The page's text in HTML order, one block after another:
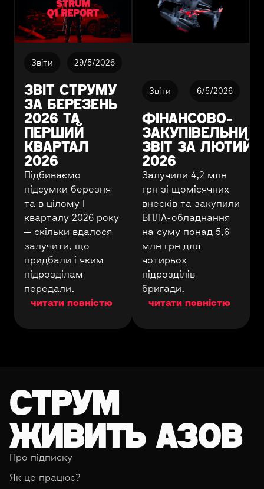
Звіти 29/5/2026
ЗВІТ СТРУМУ
ЗА БЕРЕЗЕНЬ
2026 ТА
ПЕРШИЙ
КВАРТАЛ
2026
Підбиваємо
підсумки березня
та в цілому І
кварталу 2026 року
— скільки вдалося
залучити, що
придбали і яким
підрозділам
передали.
читати повністю
Звіти 6/5/2026
ФІНАНСОВО-
ЗАКУПІВЕЛЬНИЙ
ЗВІТ ЗА ЛЮТИЙ
2026
Залучили 4,2 млн
грн зі щомісячних
внесків та закупили
БПЛА-обладнання
на суму понад 5,6
млн грн для
чотирьох
підрозділів
бригади.
читати повністю
СТРУМ
ЖИВИТЬ АЗОВ
Про підписку
Як це працює?